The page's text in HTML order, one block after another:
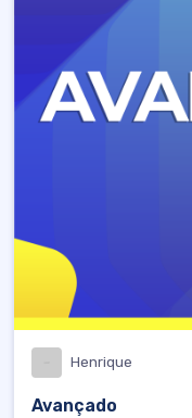
Henrique
Avançado